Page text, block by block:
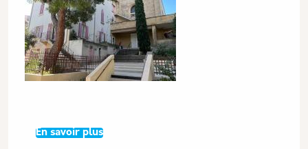
En savoir plus